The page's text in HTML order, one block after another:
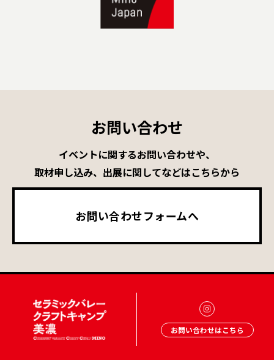
お問い合わせ
イベントに関するお問い合わせや、
取材申し込み、出展に関してなどはこちらから
お問い合わせフォームへ
お問い合わせはこちら